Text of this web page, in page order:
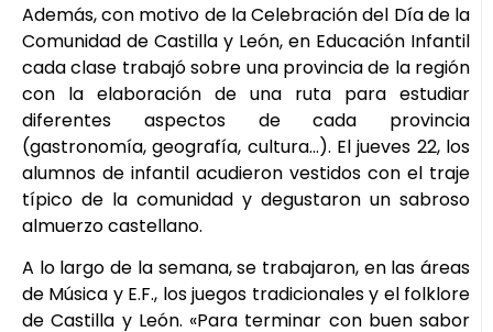
Además, con motivo de la Celebración del Día de la
Comunidad de Castilla y León, en Educación Infantil
cada clase trabajó sobre una provincia de la región
con la elaboración de una ruta para estudiar
diferentes aspectos de cada provincia
(gastronomía, geografía, cultura…). El jueves 22, los
alumnos de infantil acudieron vestidos con el traje
típico de la comunidad y degustaron un sabroso
almuerzo castellano.
A lo largo de la semana, se trabajaron, en las áreas
de Música y E.F., los juegos tradicionales y el folklore
de Castilla y León. «Para terminar con buen sabor